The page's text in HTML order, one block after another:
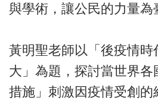
與學術，讓公民的力量為
黃明聖老師以「後疫情時
大」為題，探討當世界各
措施」刺激因疫情受創的